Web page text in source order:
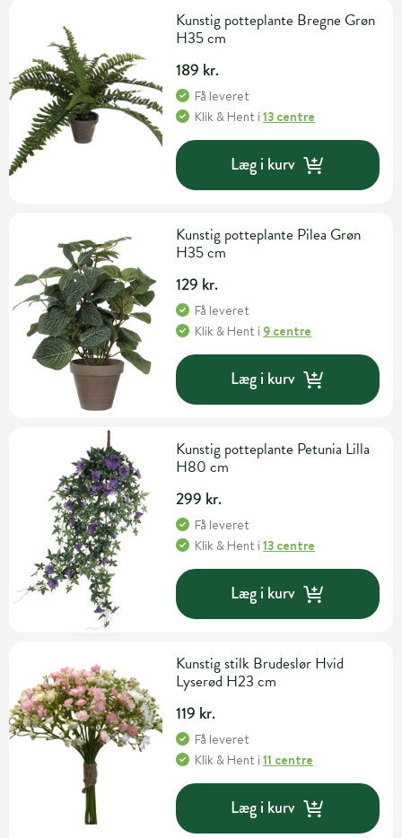
Kunstig potteplante Bregne Grøn
H35 cm
189 kr.
Få leveret
Klik & Hent i13 centre
Læg i kurv
Kunstig potteplante Pilea Grøn
H35 cm
129 kr.
Få leveret
Klik & Hent i 9 centre
Læg i kurv
Kunstig potteplante Petunia Lilla
H80 cm
299 kr.
Få leveret
Klik & Hent i13 centre
Læg i kurv
Kunstig stilk Brudeslør Hvid
Lyserød H23 cm
119 kr.
Få leveret
Klik & Hent i11 centre
Læg i kurv